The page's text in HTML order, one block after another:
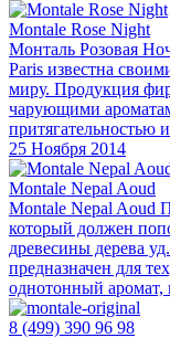
Montale Rose Night
Монталь Розовая
Paris известна
миру. Продукция
чарующими
притягательностью
25 Ноября 2014
Montale Nepal Aoud
Montale Nepal Aoud
который должен
древесины дерева
предназначен для
однотонный
8 (499) 390 96 98